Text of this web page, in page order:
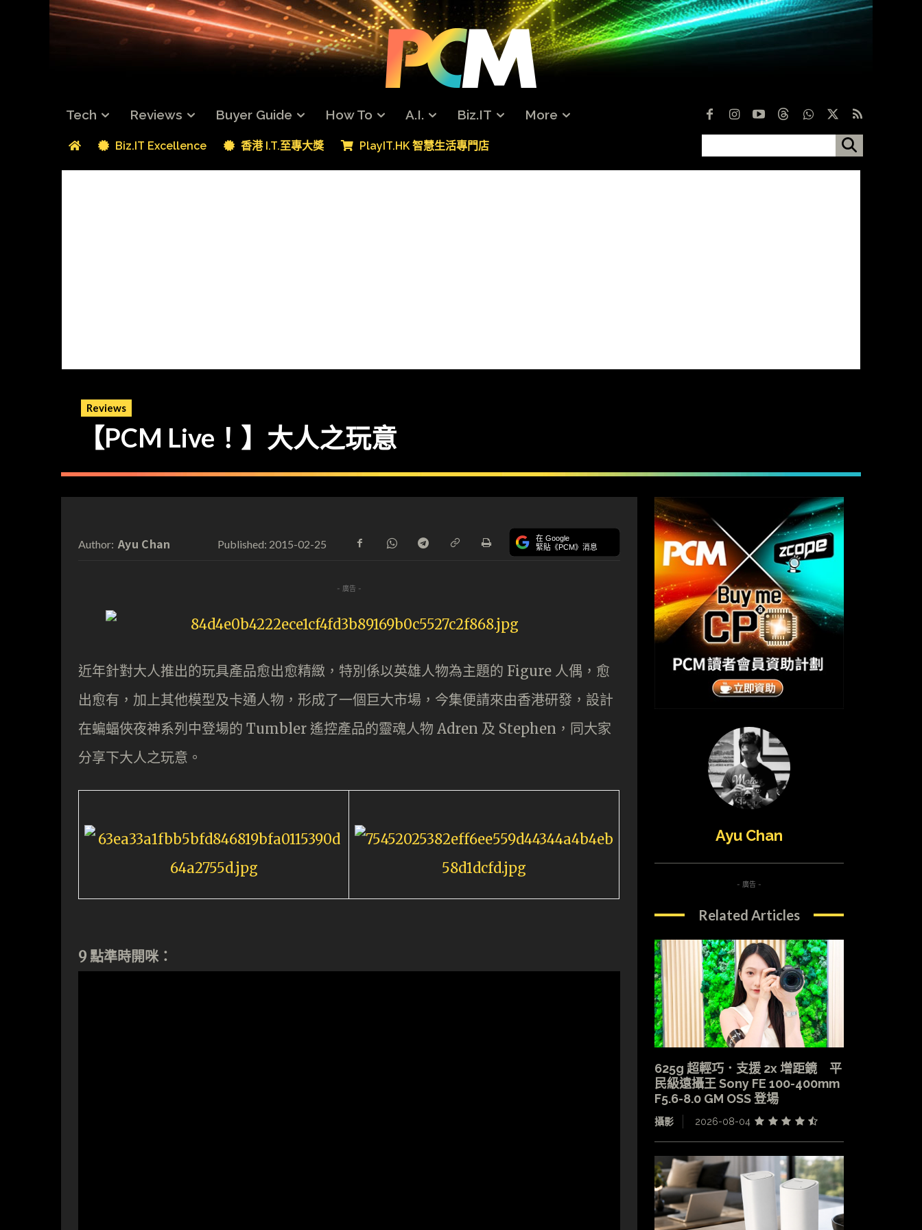
Tech Reviews Buyer Guide How To A.I. Biz.IT More
Biz.IT Excellence 香港 I.T.至專大獎 PlayIT.HK 智慧生活專門店
Reviews
【PCM Live！】大人之玩意
Author: Ayu Chan Published: 2015-02-25 在 Google
緊貼《PCM》消息
- 廣告 -
近年針對大人推出的玩具產品愈出愈精緻，特別係以英雄人物為主題的 Figure 人偶，愈
出愈有，加上其他模型及卡通人物，形成了一個巨大市場，今集便請來由香港研發，設計
在蝙蝠俠夜神系列中登場的 Tumbler 遙控產品的靈魂人物 Adren 及 Stephen，同大家
分享下大人之玩意。
9 點準時開咪：
Ayu Chan
- 廣告 -
Related Articles
625g 超輕巧．支援 2x 增距鏡 平
民級遠攝王 Sony FE 100-400mm
F5.6-8.0 GM OSS 登場
攝影 2026-08-04